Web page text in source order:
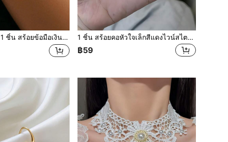
1 ชิ้น สร้อยข้อมือเงินสองชั้น, โซ่เรียบสำหรับผู้หญิง, เหมาะสำหรับเด็กผู้หญิง, ของขวัญสำหรับเพื่อนสนิท 1 ชิ้น สร้อยคอหัวใจเล็กสีแดงไวน์สไตล์ฝรั่งเศสสำหรับผู้หญิง เหมาะสำหรับสวมใส่ในวันวาเลนไทน์และมอบเป็นของขวัญให้เพื่อน
฿59